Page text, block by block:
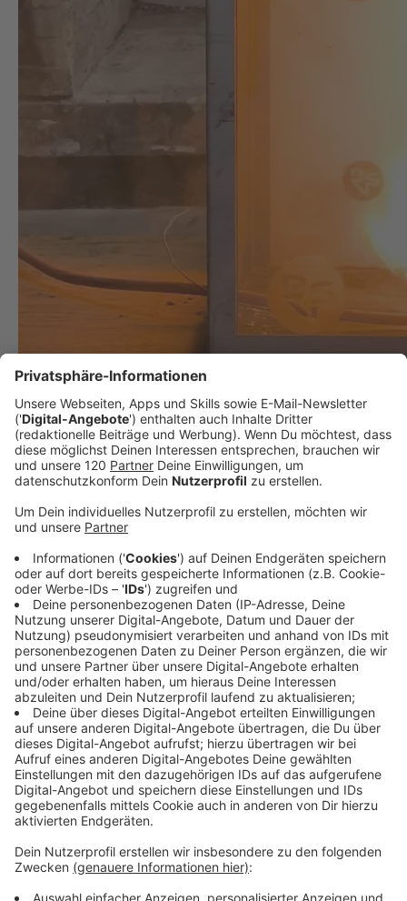
Wenn plötzlich der Akku brennt!